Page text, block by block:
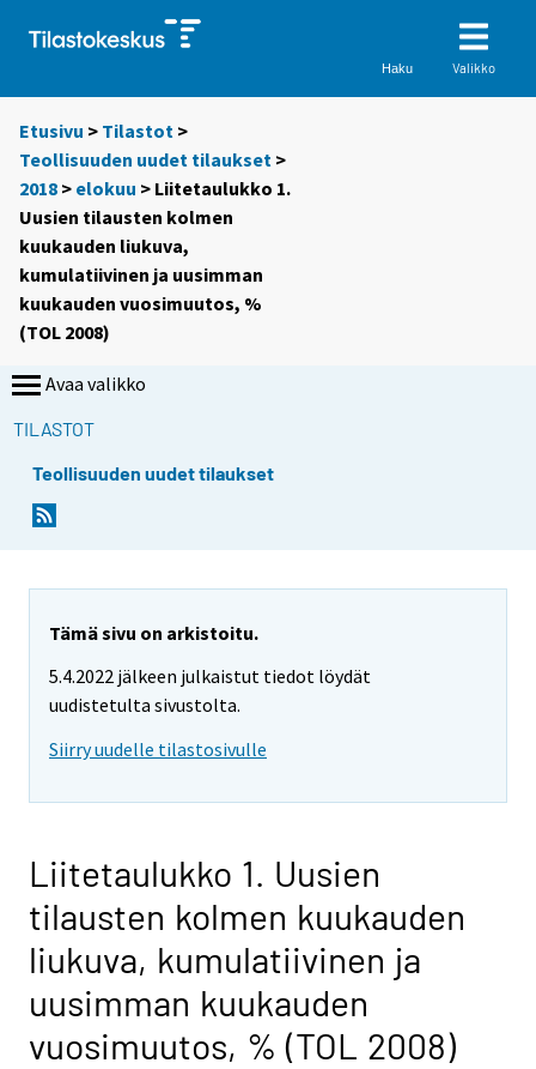
Haku Valikko
Etusivu > Tilastot >
Teollisuuden uudet tilaukset >
2018 > elokuu > Liitetaulukko 1.
Uusien tilausten kolmen
kuukauden liukuva,
kumulatiivinen ja uusimman
kuukauden vuosimuutos, %
(TOL 2008)
Avaa valikko
TILASTOT
Teollisuuden uudet tilaukset
Tämä sivu on arkistoitu.
5.4.2022 jälkeen julkaistut tiedot löydät
uudistetulta sivustolta.
Siirry uudelle tilastosivulle
Liitetaulukko 1. Uusien
tilausten kolmen kuukauden
liukuva, kumulatiivinen ja
uusimman kuukauden
vuosimuutos, % (TOL 2008)